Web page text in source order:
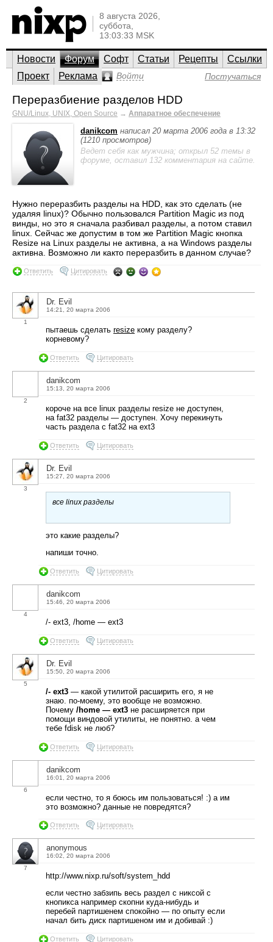
8 августа 2026,
суббота,
13:03:33 MSK
Новости Форум Софт Статьи Рецепты
Ссылки
Проект
Реклама Войти Постучаться
Переразбиение разделов HDD
GNU/Linux, UNIX, Open Source → Аппаратное обеспечение
danikcom написал 20 марта 2006 года в 13:32
(1210 просмотров)
Ведет себя как мужчина; открыл 52 темы в
форуме, оставил 132 комментария на сайте.
Нужно переразбить разделы на HDD, как это сделать (не
удаляя linux)? Обычно пользовался Partition Magic из под
винды, но это я сначала разбивал разделы, а потом ставил
linux. Сейчас же допустим в том же Partition Magic кнопка
Resize на Linux разделы не активна, а на Windows разделы
активна. Возможно ли както переразбить в данном случае?
Ответить Цитировать
1
Dr. Evil
14:21, 20 марта 2006
пытаешь сделать resize кому разделу?
корневому?
Ответить Цитировать
2
danikcom
15:13, 20 марта 2006
короче на все linux разделы resize не доступен,
на fat32 разделы — доступен. Хочу перекинуть
часть раздела с fat32 на ext3
Ответить Цитировать
3
Dr. Evil
15:27, 20 марта 2006
все linux разделы
это какие разделы?
напиши точно.
Ответить Цитировать
4
danikcom
15:46, 20 марта 2006
/- ext3, /home — ext3
Ответить Цитировать
5
Dr. Evil
15:50, 20 марта 2006
/- ext3 — какой утилитой расширить его, я не
знаю. по-моему, это вообще не возможно.
Почему /home — ext3 не расширяется при
помощи виндовой утилиты, не понятно. а чем
тебе fdisk не люб?
Ответить Цитировать
6
danikcom
16:01, 20 марта 2006
если честно, то я боюсь им пользоваться! :) а им
это возможно? данные не повредятся?
Ответить Цитировать
7
anonymous
16:02, 20 марта 2006
http://www.nixp.ru/soft/system_hdd
если честно забзипь весь раздел с никсой с
кнопикса например скопни куда-нибудь и
перебей партишенем спокойно — по опыту если
начал бить диск партишеном им и добивай :)
Ответить Цитировать